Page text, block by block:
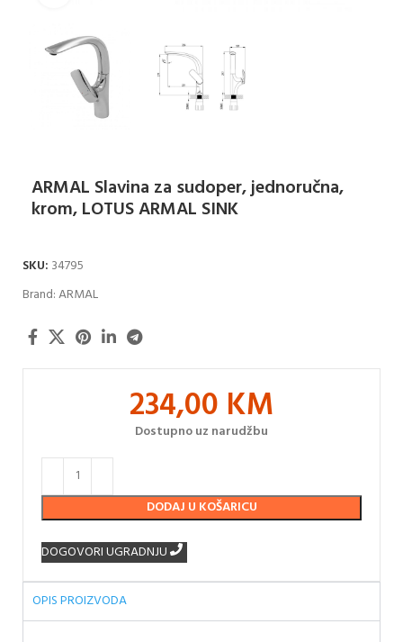
ARMAL Slavina za sudoper, jednoručna,
krom, LOTUS ARMAL SINK
SKU: 34795
Brand:ARMAL
234,00 KM
Dostupno uz narudžbu
DODAJ U KOŠARICU
DOGOVORI UGRADNJU
OPIS PROIZVODA